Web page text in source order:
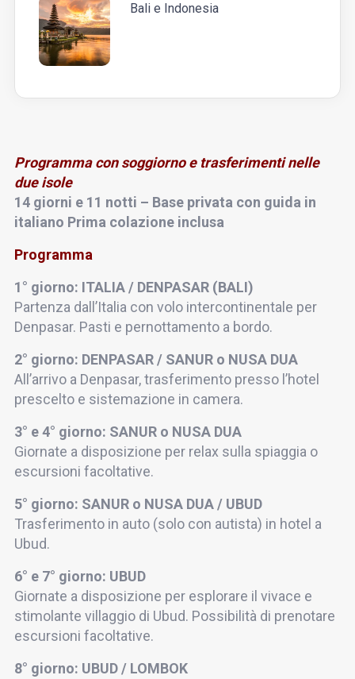
Programma con soggiorno e trasferimenti nelle
due isole
14 giorni e 11 notti – Base privata con guida in
italiano Prima colazione inclusa
Programma
1° giorno: ITALIA / DENPASAR (BALI)
Partenza dall’Italia con volo intercontinentale per
Denpasar. Pasti e pernottamento a bordo.
2° giorno: DENPASAR / SANUR o NUSA DUA
All’arrivo a Denpasar, trasferimento presso l’hotel
prescelto e sistemazione in camera.
3° e 4° giorno: SANUR o NUSA DUA
Giornate a disposizione per relax sulla spiaggia o
escursioni facoltative.
5° giorno: SANUR o NUSA DUA / UBUD
Trasferimento in auto (solo con autista) in hotel a
Ubud.
6° e 7° giorno: UBUD
Giornate a disposizione per esplorare il vivace e
stimolante villaggio di Ubud. Possibilità di prenotare
escursioni facoltative.
8° giorno: UBUD / LOMBOK
Bali e Indonesia